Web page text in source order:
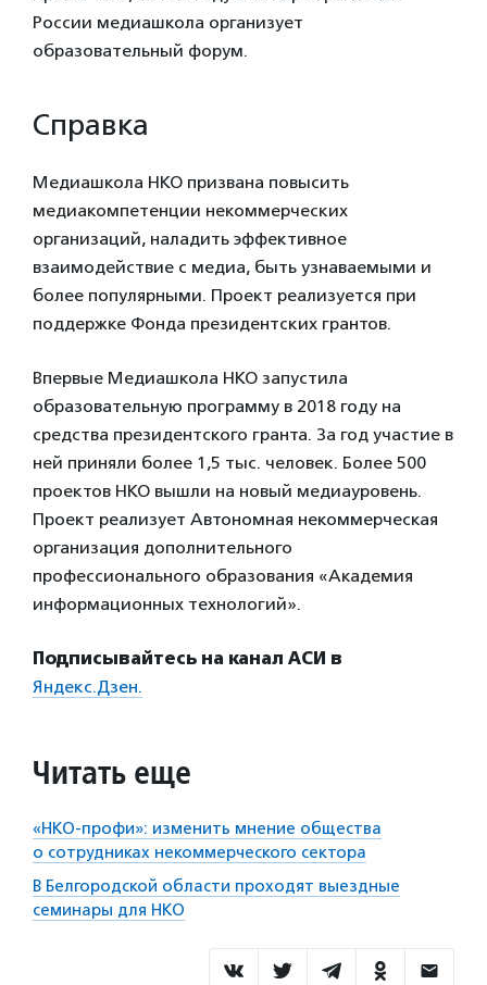
России медиашкола организует
образовательный форум.
Справка
Медиашкола НКО призвана повысить
медиакомпетенции некоммерческих
организаций, наладить эффективное
взаимодействие с медиа, быть узнаваемыми и
более популярными. Проект реализуется при
поддержке Фонда президентских грантов.
Впервые Медиашкола НКО запустила
образовательную программу в 2018 году на
средства президентского гранта. За год участие в
ней приняли более 1,5 тыс. человек. Более 500
проектов НКО вышли на новый медиауровень.
Проект реализует Автономная некоммерческая
организация дополнительного
профессионального образования «Академия
информационных технологий».
Подписывайтесь на канал АСИ в
Яндекс.Дзен.
Читать еще
«НКО-профи»: изменить мнение общества
о сотрудниках некоммерческого сектора
В Белгородской области проходят выездные
семинары для НКО